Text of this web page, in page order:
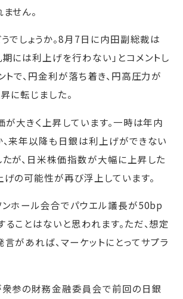
せん。
でしょうか。8月7日に内田副総裁は
には利上げを行わない」とコメントし
トで、円金利が落ち着き、円高圧力が
に転じました。
が大きく上昇しています。一時は年内
、来年以降も日銀は利上げができない
たが、日米株価指数が大幅に上昇した
の可能性が再び浮上しています。
ンホール会合でパウエル議長が50bp
ことはないと思われます。ただ、想定
があれば、マーケットにとってサプラ
衆参の財務金融委員会で前回の日銀